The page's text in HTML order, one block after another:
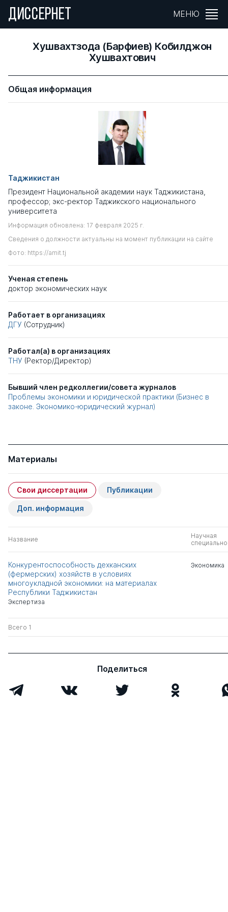
ДИССЕРНЕТ МЕНЮ
Хушвахтзода (Барфиев) Кобилджон
Хушвахтович
Общая информация
Таджикистан
Президент Национальной академии наук Таджикистана,
профессор; экс-ректор Таджикского национального
университета
Информация обновлена: 17 февраля 2025 г.
Сведения о должности актуальны на момент публикации на сайте
Фото: https://amit.tj
Ученая степень
доктор экономических наук
Работает в организациях
ДГУ (Сотрудник)
Работал(а) в организациях
ТНУ (Ректор/Директор)
Бывший член редколлегии/совета журналов
Проблемы экономики и юридической практики (Бизнес в
законе. Экономико-юридический журнал)
Материалы
Свои диссертации Публикации
Доп. информация
Название
Научная
Конкурентоспособность дехканских
(фермерских) хозяйств в условиях
многоукладной экономики: на материалах
Республики Таджикистан
Экспертиза
Экономика
Всего 1
Поделиться